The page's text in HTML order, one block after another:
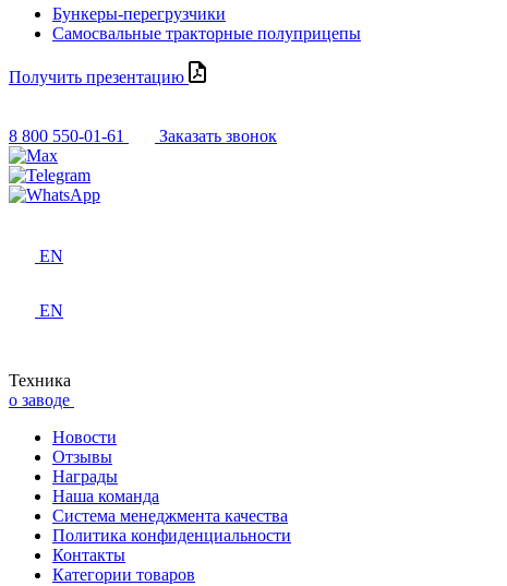
Бункеры-перегрузчики
Самосвальные тракторные полуприцепы
Получить презентацию
8 800 550-01-61 Заказать звонок
EN
EN
Техника
о заводе
Новости
Отзывы
Награды
Наша команда
Система менеджмента качества
Политика конфиденциальности
Контакты
Категории товаров